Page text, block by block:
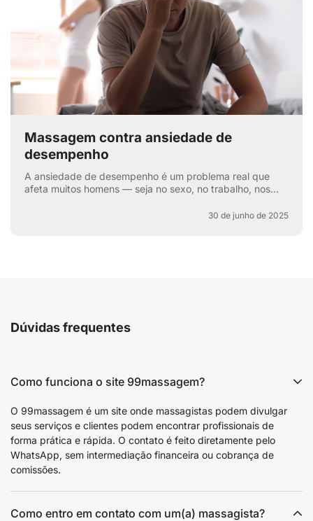
Massagem contra ansiedade de
desempenho
A ansiedade de desempenho é um problema real que
afeta muitos homens — seja no sexo, no trabalho, nos
30 de junho de 2025
Dúvidas frequentes
Como funciona o site 99massagem?
O 99massagem é um site onde massagistas podem divulgar
seus serviços e clientes podem encontrar profissionais de
forma prática e rápida. O contato é feito diretamente pelo
WhatsApp, sem intermediação financeira ou cobrança de
comissões.
Como entro em contato com um(a) massagista?